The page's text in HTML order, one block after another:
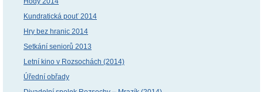
Kundratická pouť 2014
Hry bez hranic 2014
Setkání seniorů 2013
Letní kino v Rozsochách (2014)
Úřední obřady